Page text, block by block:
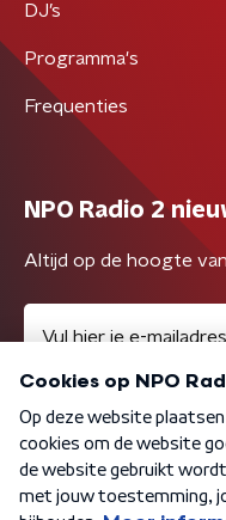
DJ’s
Programma's
Frequenties
NPO Radio 2
Altijd op de hoogte
Algemene voorwaarden